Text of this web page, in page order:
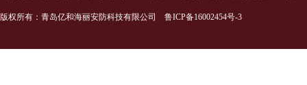
版权所有：青岛亿和海丽安防科技有限公司 鲁ICP备16002454号-3